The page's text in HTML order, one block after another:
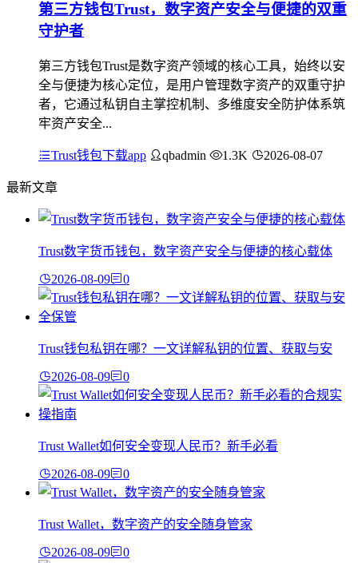
第三方钱包Trust，数字资产安全与便捷的双重
守护者
第三方钱包Trust是数字资产领域的核心工具，始终以安
全与便捷为核心定位，是用户管理数字资产的双重守护
者，它通过私钥自主掌控机制、多维度安全防护体系筑
牢资产安全...
Trust钱包下载app qbadmin 1.3K 2026-08-07
最新文章
Trust数字货币钱包，数字资产安全与便捷的核心载体
2026-08-09 0
Trust钱包私钥在哪？一文详解私钥的位置、获取与安
2026-08-09 0
Trust Wallet如何安全变现人民币？新手必看
2026-08-09 0
Trust Wallet，数字资产的安全随身管家
2026-08-09 0